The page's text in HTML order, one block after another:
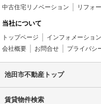
中古住宅リノベーション リフォ
当社について
トップページ インフォメーション
会社概要
お問合せ プライバシ
池田市不動産トップ
賃貸物件検索